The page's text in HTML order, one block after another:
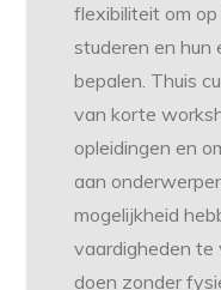
flexibiliteit om
studeren en hun
bepalen. Thuis
van korte
opleidingen en
aan
mogelijkheid
vaardigheden te
doen zonder